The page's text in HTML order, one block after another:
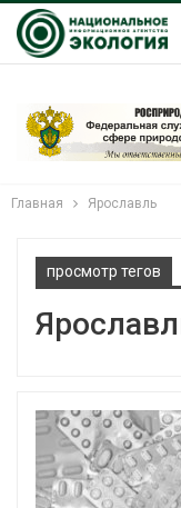
Главная Ярославль
просмотр тегов